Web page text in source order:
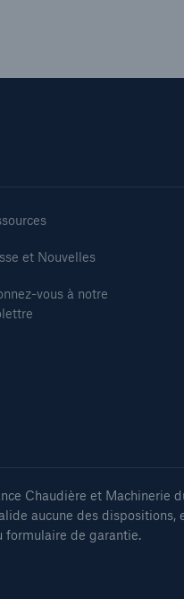
et Nouvelles
vous à notre
Chaudière et Machinerie
aucune des
formulaire de garantie.